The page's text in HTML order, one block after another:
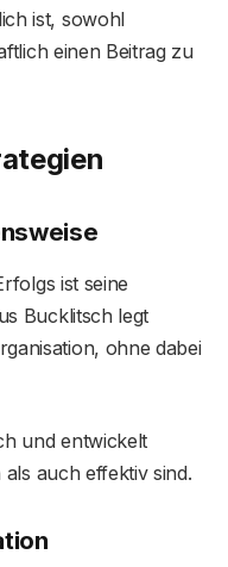
ist, sowohl
einen Beitrag zu
ist seine
Bucklitsch legt
ohne dabei
und entwickelt
auch effektiv sind.